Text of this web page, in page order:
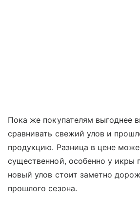
Пока же покупателям выгоднее
сравнивать свежий улов и
продукцию. Разница в цене
существенной, особенно у икры
новый улов стоит заметно
прошлого сезона.